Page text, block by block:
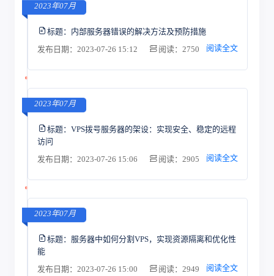
2023年07月
标题： 内部服务器错误的解决方法及预防措施
发布日期：2023-07-26 15:12
阅读：2750 阅读全文
2023年07月
标题： VPS拨号服务器的架设：实现安全、稳定的远程
访问
发布日期：2023-07-26 15:06
阅读：2905 阅读全文
2023年07月
标题： 服务器中如何分割VPS，实现资源隔离和优化性
能
发布日期：2023-07-26 15:00
阅读：2949 阅读全文